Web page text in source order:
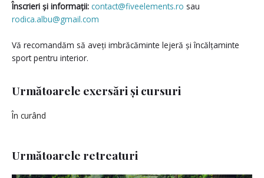
Înscrieri și informații: contact@fiveelements.ro sau
rodica.albu@gmail.com
Vă recomandăm să aveți imbrăcăminte lejeră și încălțaminte
sport pentru interior.
Următoarele exersări și cursuri
În curând
Următoarele retreaturi